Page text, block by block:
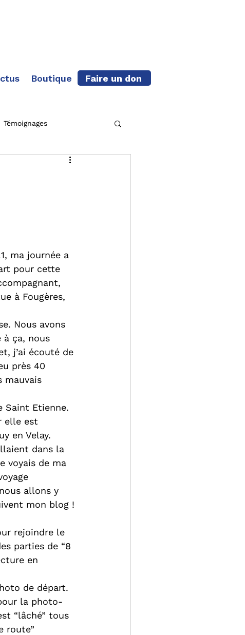
Faire un don
Boutique
Témoignages
ma journée a
pour cette
à Fougères,
Nous avons
à ça, nous
j’ai écouté de
près 40
mauvais
Saint Etienne.
elle est
en Velay.
dans la
voyais de ma
allons y
mon blog !
rejoindre le
parties de “8
en
de départ.
la photo-
“lâché” tous
route”